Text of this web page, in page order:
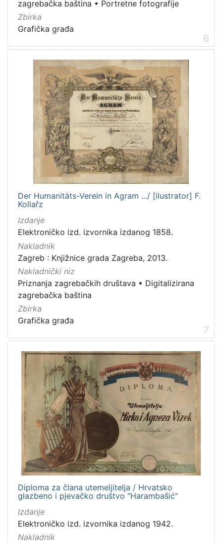
zagrebačka baština • Portretne fotografije
Zbirka
Grafička građa
6
Der Humanitäts-Verein in Agram .../ [ilustrator] F.
Kollařz
Izdanje
Elektroničko izd. izvornika izdanog 1858.
Nakladnik
Zagreb : Knjižnice grada Zagreba, 2013.
Nakladnički niz
Priznanja zagrebačkih društava • Digitalizirana
zagrebačka baština
Zbirka
Grafička građa
7
Diploma za člana utemeljitelja / Hrvatsko
glazbeno i pjevačko društvo "Harambašić"
Izdanje
Elektroničko izd. izvornika izdanog 1942.
Nakladnik